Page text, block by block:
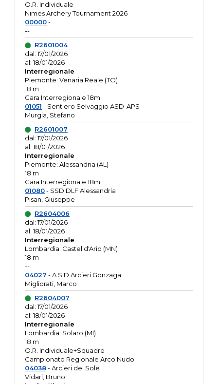
O.R. Individuale
Nimes Archery Tournament 2026
00000-
--
R2601004
dal: 17/01/2026
al: 18/01/2026
Interregionale
Piemonte: Venaria Reale (TO)
18 m
Gara Interregionale 18m
01051 - Sentiero Selvaggio ASD-APS
Murgia, Stefano
R2601007
dal: 17/01/2026
al: 18/01/2026
Interregionale
Piemonte: Alessandria (AL)
18 m
Gara Interregionale 18m
01080- SSD DLF Alessandria
Pisan, Giuseppe
R2604006
dal: 17/01/2026
al: 18/01/2026
Interregionale
Lombardia: Castel d'Ario (MN)
18 m
--
04027 - A.S.D.Arcieri Gonzaga
Migliorati, Marco
R2604007
dal: 17/01/2026
al: 18/01/2026
Interregionale
Lombardia: Solaro (MI)
18 m
O.R. Individuale+Squadre
Campionato Regionale Arco Nudo
04038- Arcieri del Sole
Vidari, Bruno